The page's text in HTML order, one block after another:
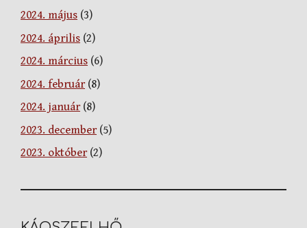
2024. május (3)
2024. április (2)
2024. március (6)
2024. február(8)
2024. január(8)
2023. december(5)
2023. október(2)